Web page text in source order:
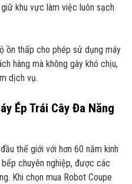
khu vực làm việc luôn sạch
ồn thấp cho phép sử dụng máy
hàng mà không gây khó chịu,
dịch vụ.
Ép Trái Cây Đa Năng
thế giới với hơn 60 năm kinh
chuyên nghiệp, được các
Khi chọn mua Robot Coupe